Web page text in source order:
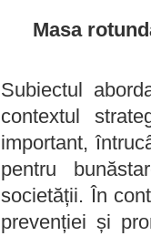
Masa
Subiectul
contextul
important,
pentru
societății. În
prevenției și